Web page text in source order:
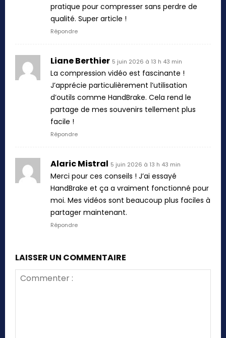
pratique pour compresser sans perdre de
qualité. Super article !
Répondre
Liane Berthier 5 juin 2026 à 13 h 43 min
La compression vidéo est fascinante !
J’apprécie particulièrement l’utilisation
d’outils comme HandBrake. Cela rend le
partage de mes souvenirs tellement plus
facile !
Répondre
Alaric Mistral 5 juin 2026 à 13 h 43 min
Merci pour ces conseils ! J’ai essayé
HandBrake et ça a vraiment fonctionné pour
moi. Mes vidéos sont beaucoup plus faciles à
partager maintenant.
Répondre
LAISSER UN COMMENTAIRE